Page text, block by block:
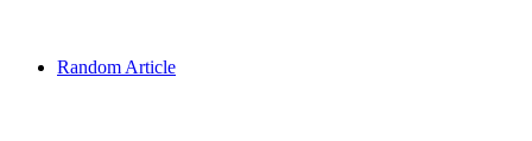
Random Article